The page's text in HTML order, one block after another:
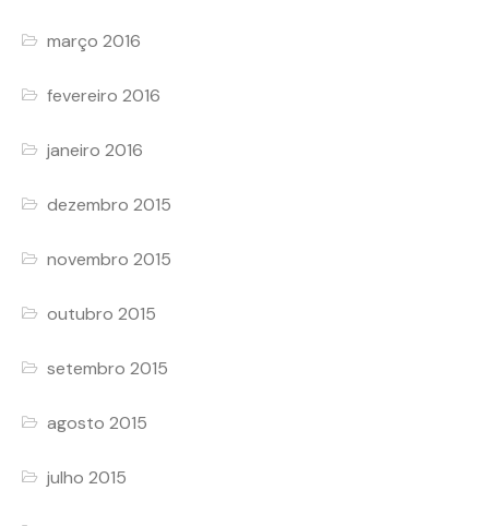
março 2016
fevereiro 2016
janeiro 2016
dezembro 2015
novembro 2015
outubro 2015
setembro 2015
agosto 2015
julho 2015